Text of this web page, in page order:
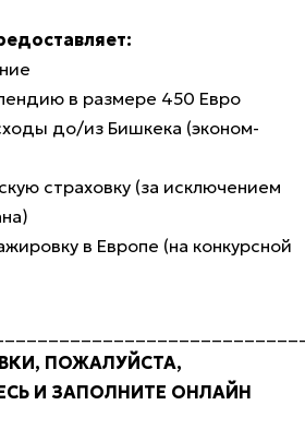
в размере 450 Евро
до/из Бишкека (эконом-
страховку (за исключением
в Европе (на конкурсной
ПОЖАЛУЙСТА,
И ЗАПОЛНИТЕ ОНЛАЙН